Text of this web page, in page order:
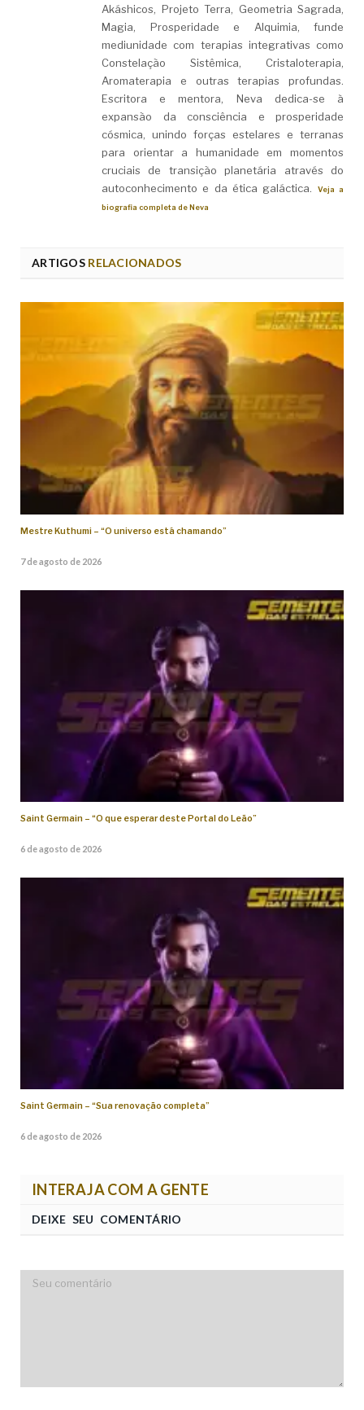
Akáshicos, Projeto Terra, Geometria Sagrada,
Magia, Prosperidade e Alquimia, funde
mediunidade com terapias integrativas como
Constelação Sistêmica, Cristaloterapia,
Aromaterapia e outras terapias profundas.
Escritora e mentora, Neva dedica-se à
expansão da consciência e prosperidade
cósmica, unindo forças estelares e terranas
para orientar a humanidade em momentos
cruciais de transição planetária através do
autoconhecimento e da ética galáctica.
Veja a
biografia completa de Neva
ARTIGOSRELACIONADOS
Mestre Kuthumi – “O universo está chamando”
7 de agosto de 2026
Saint Germain – “O que esperar deste Portal do Leão”
6 de agosto de 2026
Saint Germain – “Sua renovação completa”
6 de agosto de 2026
INTERAJA COM A GENTE
DEIXE SEU COMENTÁRIO